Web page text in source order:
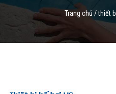
Trang chủ /thiết